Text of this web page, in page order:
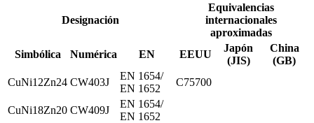
Designación
Equivalencias
internacionales
aproximadas
Simbólica
Numérica EN EEUU
Japón
(JIS)
China
(GB)
CuNi12Zn24 CW403J
EN 1654/
EN 1652
C75700
CuNi18Zn20 CW409J
EN 1654/
EN 1652